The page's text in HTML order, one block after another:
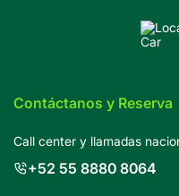
Contáctanos y Reserva
Call center y llamadas
+52 55 8880 8064